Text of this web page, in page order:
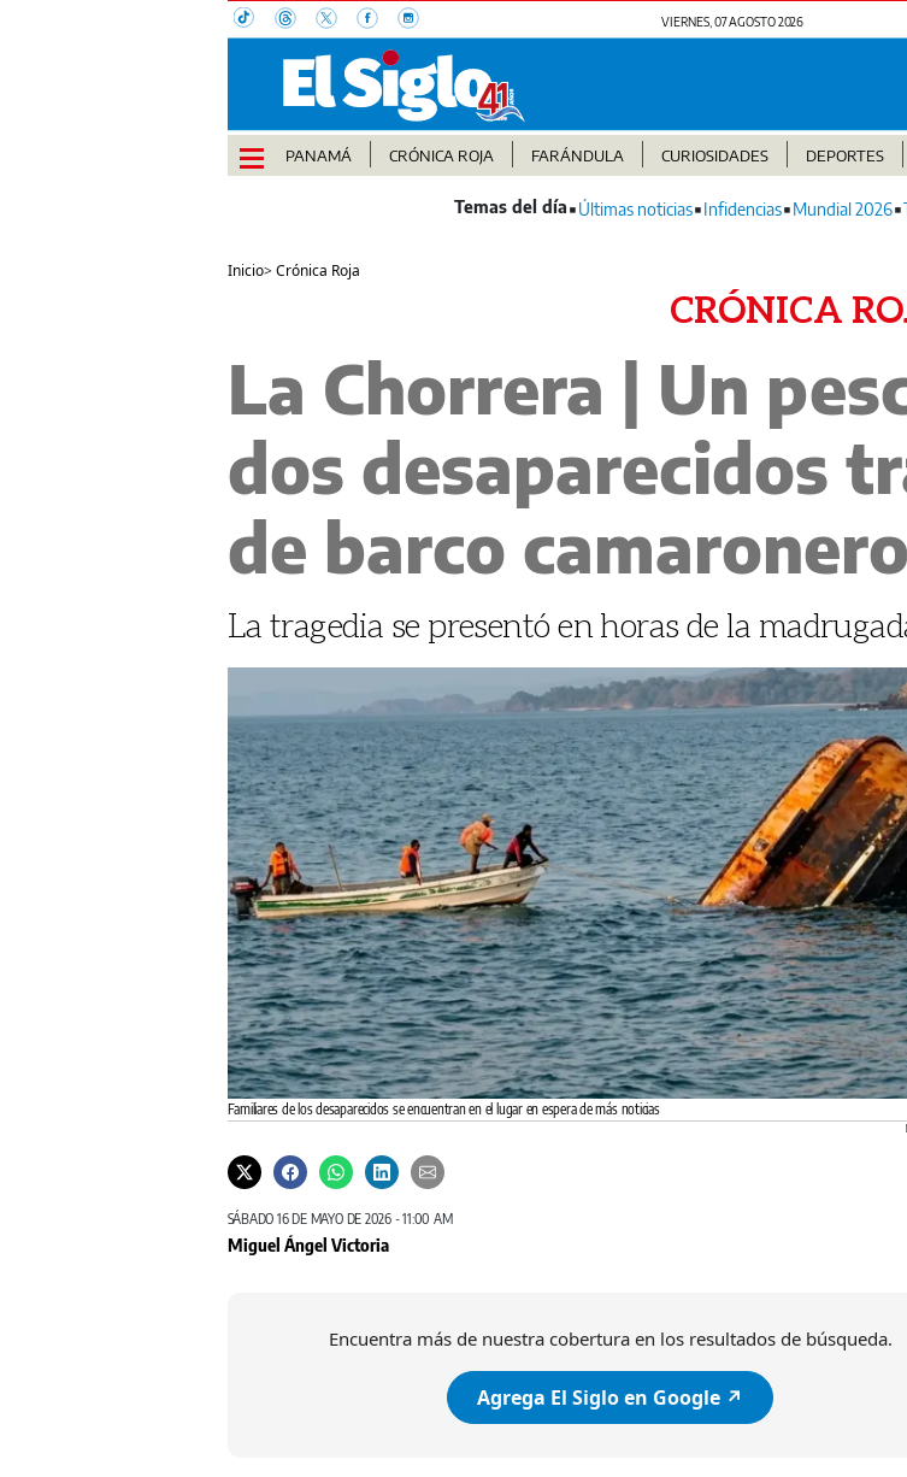
VIERNES, 07 AGOSTO 2026
PANAMÁ CRÓNICA ROJA FARÁNDULA CURIOSIDADES DEPORTES
Últimas noticias Infidencias Mundial 2026
Inicio>Crónica Roja
CRÓNICA
La Chorrera | Un
dos desaparecidos
de barco camaronero
La tragedia se presentó en horas de la
Familiares de los desaparecidos se encuentran en el lugar en espera de más noticias
SÁBADO 16 DE MAYO DE 2026 - 11:00 AM
Miguel Ángel Victoria
Encuentra más de nuestra cobertura en los resultados de búsqueda.
Agrega El Siglo en Google ↗️